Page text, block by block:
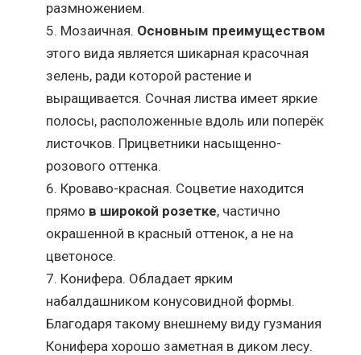
размножением.
Мозаичная. Основным преимуществом
этого вида является шикарная красочная
зелень, ради которой растение и
выращивается. Сочная листва имеет яркие
полосы, расположенные вдоль или поперёк
листочков. Прицветники насыщенно-
розового оттенка.
Кроваво-красная. Соцветие находится
прямо в широкой розетке, частично
окрашенной в красный оттенок, а не на
цветоносе.
Конифера. Обладает ярким
набалдашником конусовидной формы.
Благодаря такому внешнему виду гузмания
Конифера хорошо заметная в диком лесу.